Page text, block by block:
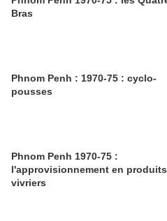
Bras
Phnom Penh : 1970-75 : cyclo-
pousses
Phnom Penh 1970-75 :
l'approvisionnement en produits
vivriers